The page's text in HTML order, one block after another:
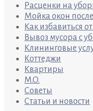
Расценки на
Мойка окон
Как избавиться
Вывоз мусора с
Клининговые
Коттеджи
Квартиры
M.O.
Советы
Статьи и новости